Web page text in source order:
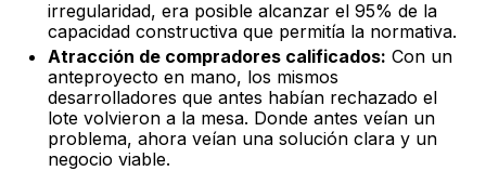
irregularidad, era posible alcanzar el 95% de la
capacidad constructiva que permitía la normativa.
Atracción de compradores calificados: Con un
anteproyecto en mano, los mismos
desarrolladores que antes habían rechazado el
lote volvieron a la mesa. Donde antes veían un
problema, ahora veían una solución clara y un
negocio viable.